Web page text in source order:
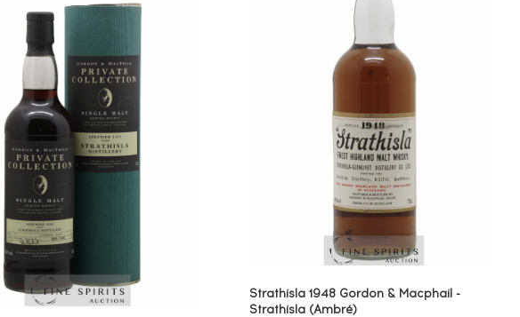
Strathisla 1948 Gordon & Macphail -
Strathisla (Ambré)